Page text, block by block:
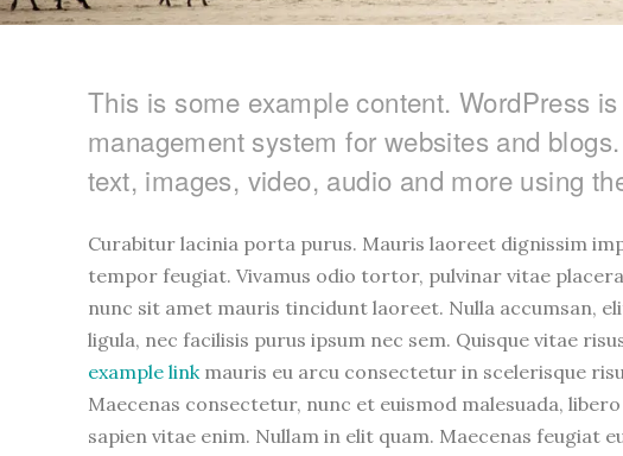
This is some example content. WordPress
management system for websites and
text, images, video, audio and more using
Curabitur lacinia porta purus. Mauris laoreet dignissim
tempor feugiat. Vivamus odio tortor, pulvinar vitae
nunc sit amet mauris tincidunt laoreet. Nulla accumsan,
ligula, nec facilisis purus ipsum nec sem. Quisque vitae
example linkmauris eu arcu consectetur in scelerisque
Maecenas consectetur, nunc et euismod malesuada,
sapien vitae enim. Nullam in elit quam. Maecenas feugiat